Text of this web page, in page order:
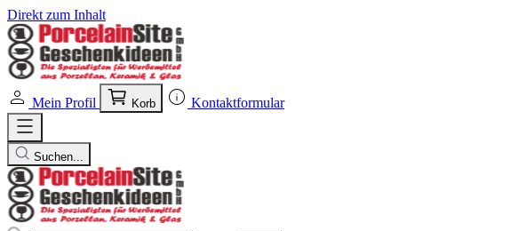
Direkt zum Inhalt
Mein Profil Korb Kontaktformular
Suchen...